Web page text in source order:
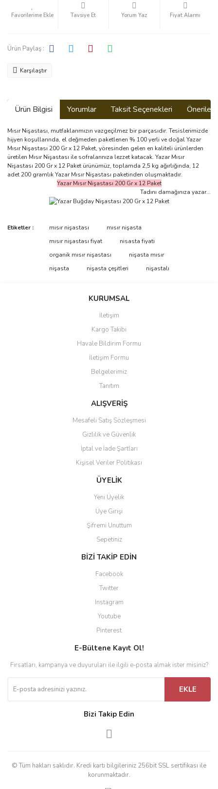
Tavsiye Et Yorum Yaz Fiyat Alarmı
Ürün Paylaş :
Karşılaştır
Ürün Bilgisi Yorumlar Taksit Seçenekleri
Mısır Nişastası, mutfaklarımızın vazgeçilmez bir parçasıdır. Tesislerimizde
hijyen koşullarında, el değmeden paketlenen % 100 yerli ve doğal Yazar
Mısır Nişastası 200 Gr x 12 Paket, yöresinden gelen en kaliteli ürünlerden
üretilen Mısır Nişastası ile sofralarınıza lezzet katacak. Yazar Mısır
Nişastası 200 Gr x 12 Paket ürünümüz, toplamda 2,5 kg ağırlığında, 12
adet 200 gramlık Yazar Mısır Nişastası paketinden oluşmaktadır.
Yazar Mısır Nişastası 200 Gr x 12 Paket
Tadını damağınıza yazar...
Bu ürüne ilk yorumu siz yapın!
Yorum Yaz
Bu ürünün fiyat bilgisi, resim, ürün açıklamalarında ve diğer
tarafımıza iletebilirsiniz.
Görüş ve önerileriniz için teşekkür ederiz.
Ürün fiyatı diğer sitelerden daha pahalı.
Bu ürüne benzer farklı alternatifler olmalı.
Etiketler : mısır nişastası
mısır nişasta
mısır nişastası fiyat
nisasta fiyati
organik mısır nişastası
nişasta mısır
nişasta
nişasta çeşitleri nişastalı
KURUMSAL
İletişim
Kargo Takibi
Havale Bildirim Formu
İletişim Formu
Belgelerimiz
Tanıtım
ALIŞVERİŞ
Mesafeli Satış Sözleşmesi
Gizlilik ve Güvenlik
İptal ve İade Şartları
Kişisel Veriler Politikası
ÜYELİK
Yeni Üyelik
Üye Girişi
Şifremi Unuttum
Sepetiniz
BİZİ TAKİP EDİN
Facebook
Twitter
Instagram
Youtube
Pinterest
E-Bültene Kayıt Ol!
Fırsatları, kampanya ve duyuruları ile ilgili e-posta almak ister misiniz?
EKLE
Bizi Takip Edin
© Tüm hakları saklıdır. Kredi kartı bilgileriniz 256bit SSL sertifikası ile
korunmaktadır.